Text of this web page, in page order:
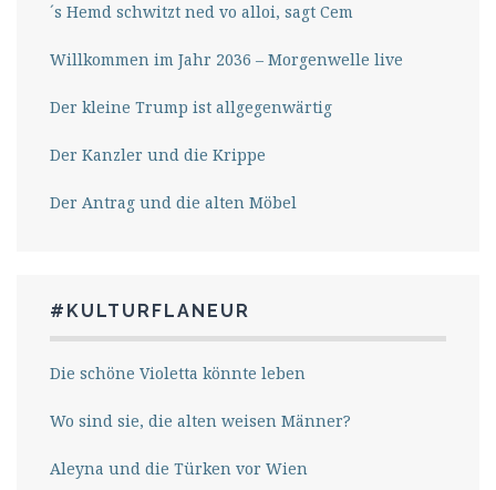
´s Hemd schwitzt ned vo alloi, sagt Cem
Willkommen im Jahr 2036 – Morgenwelle live
Der kleine Trump ist allgegenwärtig
Der Kanzler und die Krippe
Der Antrag und die alten Möbel
#KULTURFLANEUR
Die schöne Violetta könnte leben
Wo sind sie, die alten weisen Männer?
Aleyna und die Türken vor Wien